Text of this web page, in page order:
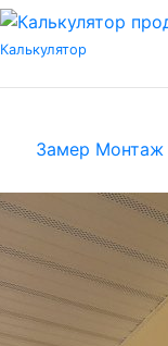
Калькулятор
Замер Монтаж